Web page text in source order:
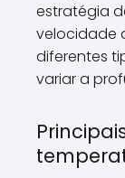
estratégia
velocidade
diferentes
variar a